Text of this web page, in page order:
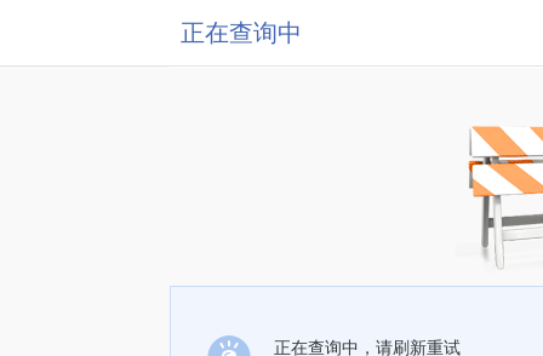
正在查询中
正在查询中，请刷新重试